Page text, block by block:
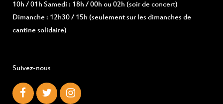
10h / 01h Samedi : 18h / 00h ou 02h (soir de concert)
Dimanche : 12h30 / 15h (seulement sur les dimanches de
cantine solidaire)
Suivez-nous